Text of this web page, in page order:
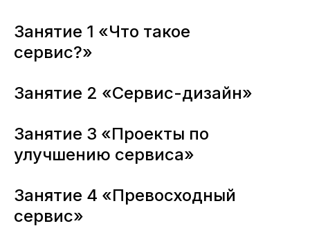
Занятие 1 «Что такое
сервис?»
Занятие 2 «Сервис-дизайн»
Занятие 3 «Проекты по
улучшению сервиса»
Занятие 4 «Превосходный
сервис»